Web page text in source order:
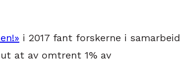
i 2017 fant forskerne i samarbeid
at av omtrent 1% av